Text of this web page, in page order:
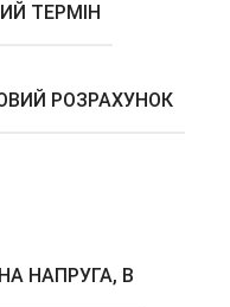
ТЕРМІН
РОЗРАХУНОК
НАПРУГА, В